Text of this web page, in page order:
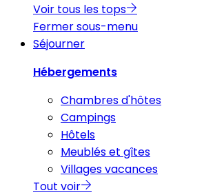
Voir tous les tops
Fermer sous-menu
Séjourner
Hébergements
Chambres d'hôtes
Campings
Hôtels
Meublés et gîtes
Villages vacances
Tout voir